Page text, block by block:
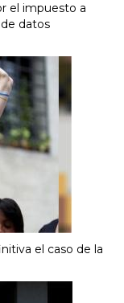
el impuesto a
datos
el caso de la